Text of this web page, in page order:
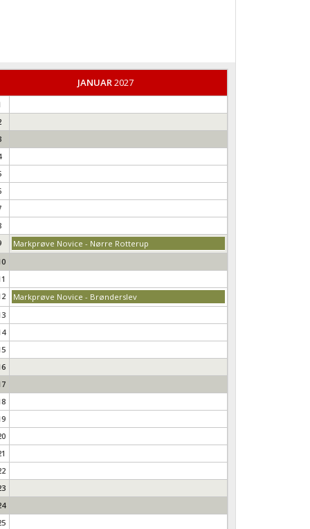
JANUAR 2027
Markprøve Novice - Nørre Rotterup
Markprøve Novice - Brønderslev